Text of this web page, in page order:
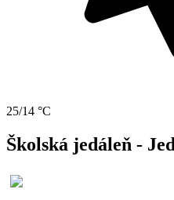
25/14 °C
Školská jedáleň -